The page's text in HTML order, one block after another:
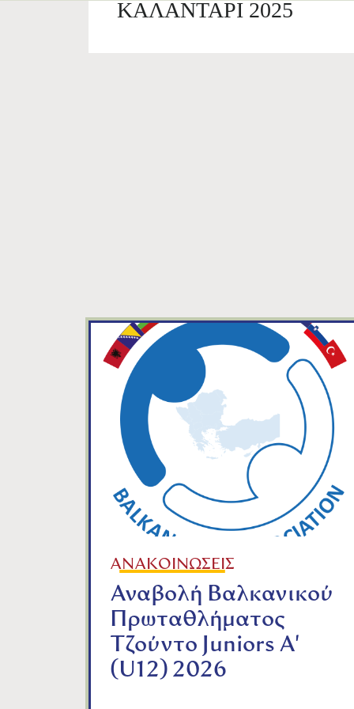
ΚΑΛΑΝΤΑΡΙ 2025
ΑΝΑΚΟΙΝΩΣΕΙΣ
Αναβολή Βαλκανικού
Πρωταθλήματος
Τζούντο Juniors A'
(U12) 2026